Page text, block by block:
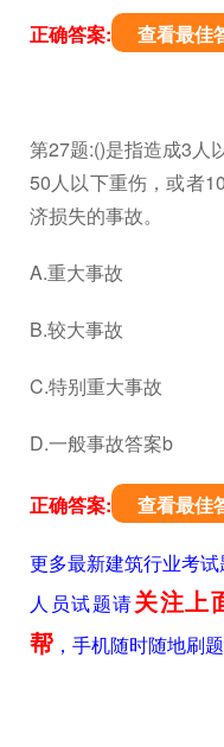
正确答案: 查看最佳
第27题:()是指造成3人
50人以下重伤，或者
济损失的事故。
A.重大事故
B.较大事故
C.特别重大事故
D.一般事故答案b
正确答案: 查看最佳
更多最新建筑行业考
人员试题请关注上
帮 ，手机随时随地刷